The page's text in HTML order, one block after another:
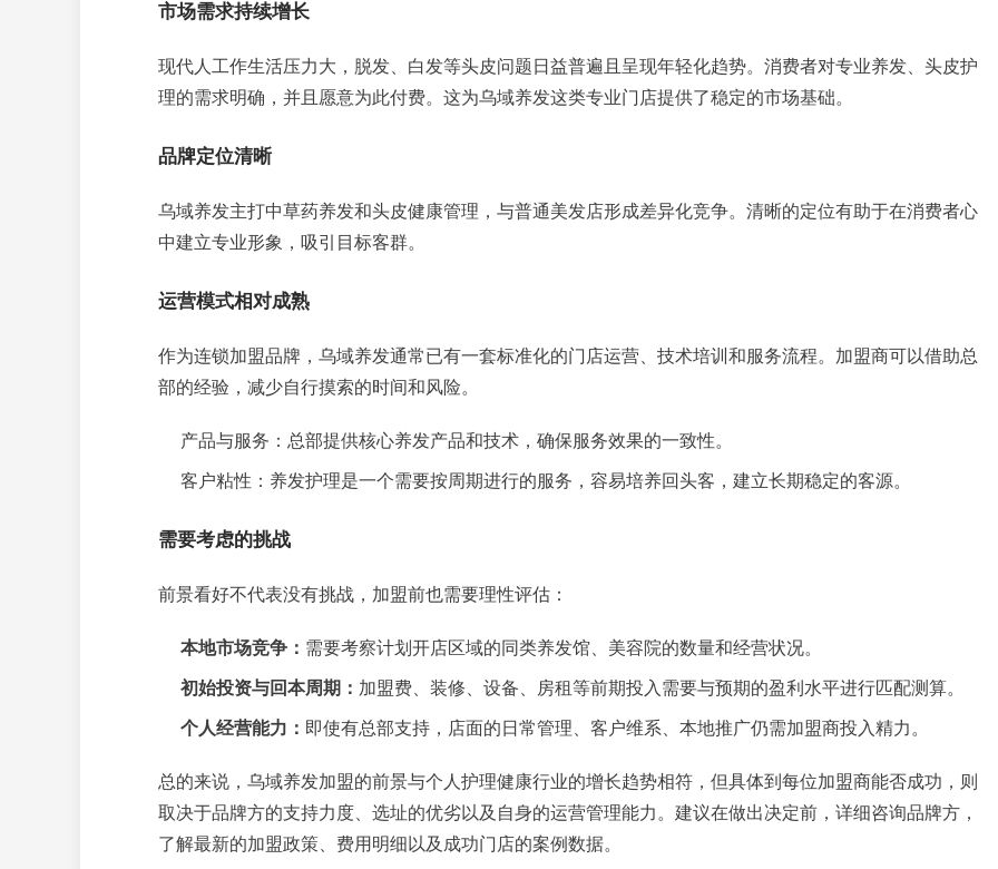
市场需求持续增长
现代人工作生活压力大，脱发、白发等头皮问题日益普遍且呈现年轻化趋势。消费者对专业养发、头皮护
理的需求明确，并且愿意为此付费。这为乌域养发这类专业门店提供了稳定的市场基础。
品牌定位清晰
乌域养发主打中草药养发和头皮健康管理，与普通美发店形成差异化竞争。清晰的定位有助于在消费者心
中建立专业形象，吸引目标客群。
运营模式相对成熟
作为连锁加盟品牌，乌域养发通常已有一套标准化的门店运营、技术培训和服务流程。加盟商可以借助总
部的经验，减少自行摸索的时间和风险。
产品与服务：总部提供核心养发产品和技术，确保服务效果的一致性。
客户粘性：养发护理是一个需要按周期进行的服务，容易培养回头客，建立长期稳定的客源。
需要考虑的挑战
前景看好不代表没有挑战，加盟前也需要理性评估：
本地市场竞争： 需要考察计划开店区域的同类养发馆、美容院的数量和经营状况。
初始投资与回本周期： 加盟费、装修、设备、房租等前期投入需要与预期的盈利水平进行匹配测算。
个人经营能力： 即使有总部支持，店面的日常管理、客户维系、本地推广仍需加盟商投入精力。
总的来说，乌域养发加盟的前景与个人护理健康行业的增长趋势相符，但具体到每位加盟商能否成功，则
取决于品牌方的支持力度、选址的优劣以及自身的运营管理能力。建议在做出决定前，详细咨询品牌方，
了解最新的加盟政策、费用明细以及成功门店的案例数据。